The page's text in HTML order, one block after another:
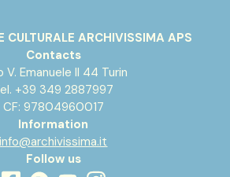
CULTURALE ARCHIVISSIMA APS
Contacts
V. Emanuele II 44 Turin
+39 349 2887997
CF: 97804960017
Information
info@archivissima.it
Follow us